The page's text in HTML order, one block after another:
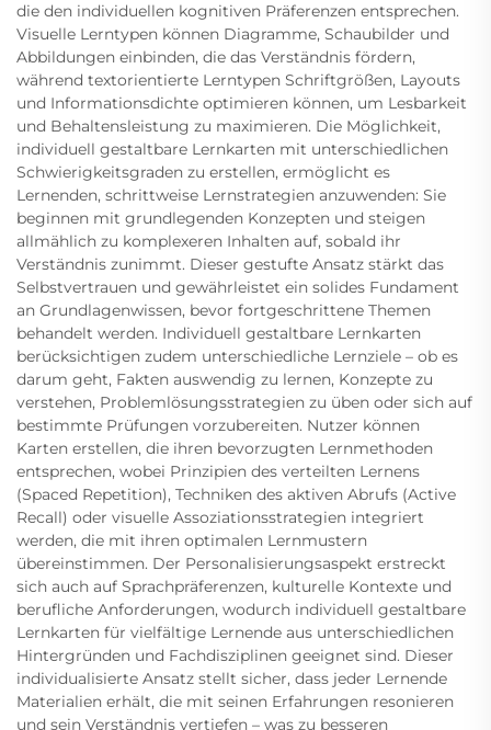
die den individuellen kognitiven Präferenzen entsprechen.
Visuelle Lerntypen können Diagramme, Schaubilder und
Abbildungen einbinden, die das Verständnis fördern,
während textorientierte Lerntypen Schriftgrößen, Layouts
und Informationsdichte optimieren können, um Lesbarkeit
und Behaltensleistung zu maximieren. Die Möglichkeit,
individuell gestaltbare Lernkarten mit unterschiedlichen
Schwierigkeitsgraden zu erstellen, ermöglicht es
Lernenden, schrittweise Lernstrategien anzuwenden: Sie
beginnen mit grundlegenden Konzepten und steigen
allmählich zu komplexeren Inhalten auf, sobald ihr
Verständnis zunimmt. Dieser gestufte Ansatz stärkt das
Selbstvertrauen und gewährleistet ein solides Fundament
an Grundlagenwissen, bevor fortgeschrittene Themen
behandelt werden. Individuell gestaltbare Lernkarten
berücksichtigen zudem unterschiedliche Lernziele – ob es
darum geht, Fakten auswendig zu lernen, Konzepte zu
verstehen, Problemlösungsstrategien zu üben oder sich auf
bestimmte Prüfungen vorzubereiten. Nutzer können
Karten erstellen, die ihren bevorzugten Lernmethoden
entsprechen, wobei Prinzipien des verteilten Lernens
(Spaced Repetition), Techniken des aktiven Abrufs (Active
Recall) oder visuelle Assoziationsstrategien integriert
werden, die mit ihren optimalen Lernmustern
übereinstimmen. Der Personalisierungsaspekt erstreckt
sich auch auf Sprachpräferenzen, kulturelle Kontexte und
berufliche Anforderungen, wodurch individuell gestaltbare
Lernkarten für vielfältige Lernende aus unterschiedlichen
Hintergründen und Fachdisziplinen geeignet sind. Dieser
individualisierte Ansatz stellt sicher, dass jeder Lernende
Materialien erhält, die mit seinen Erfahrungen resonieren
und sein Verständnis vertiefen – was zu besseren